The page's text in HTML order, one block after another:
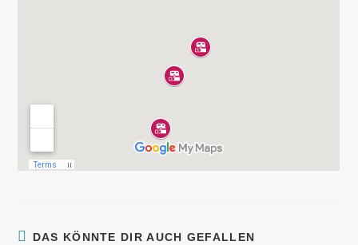
DAS KÖNNTE DIR AUCH GEFALLEN